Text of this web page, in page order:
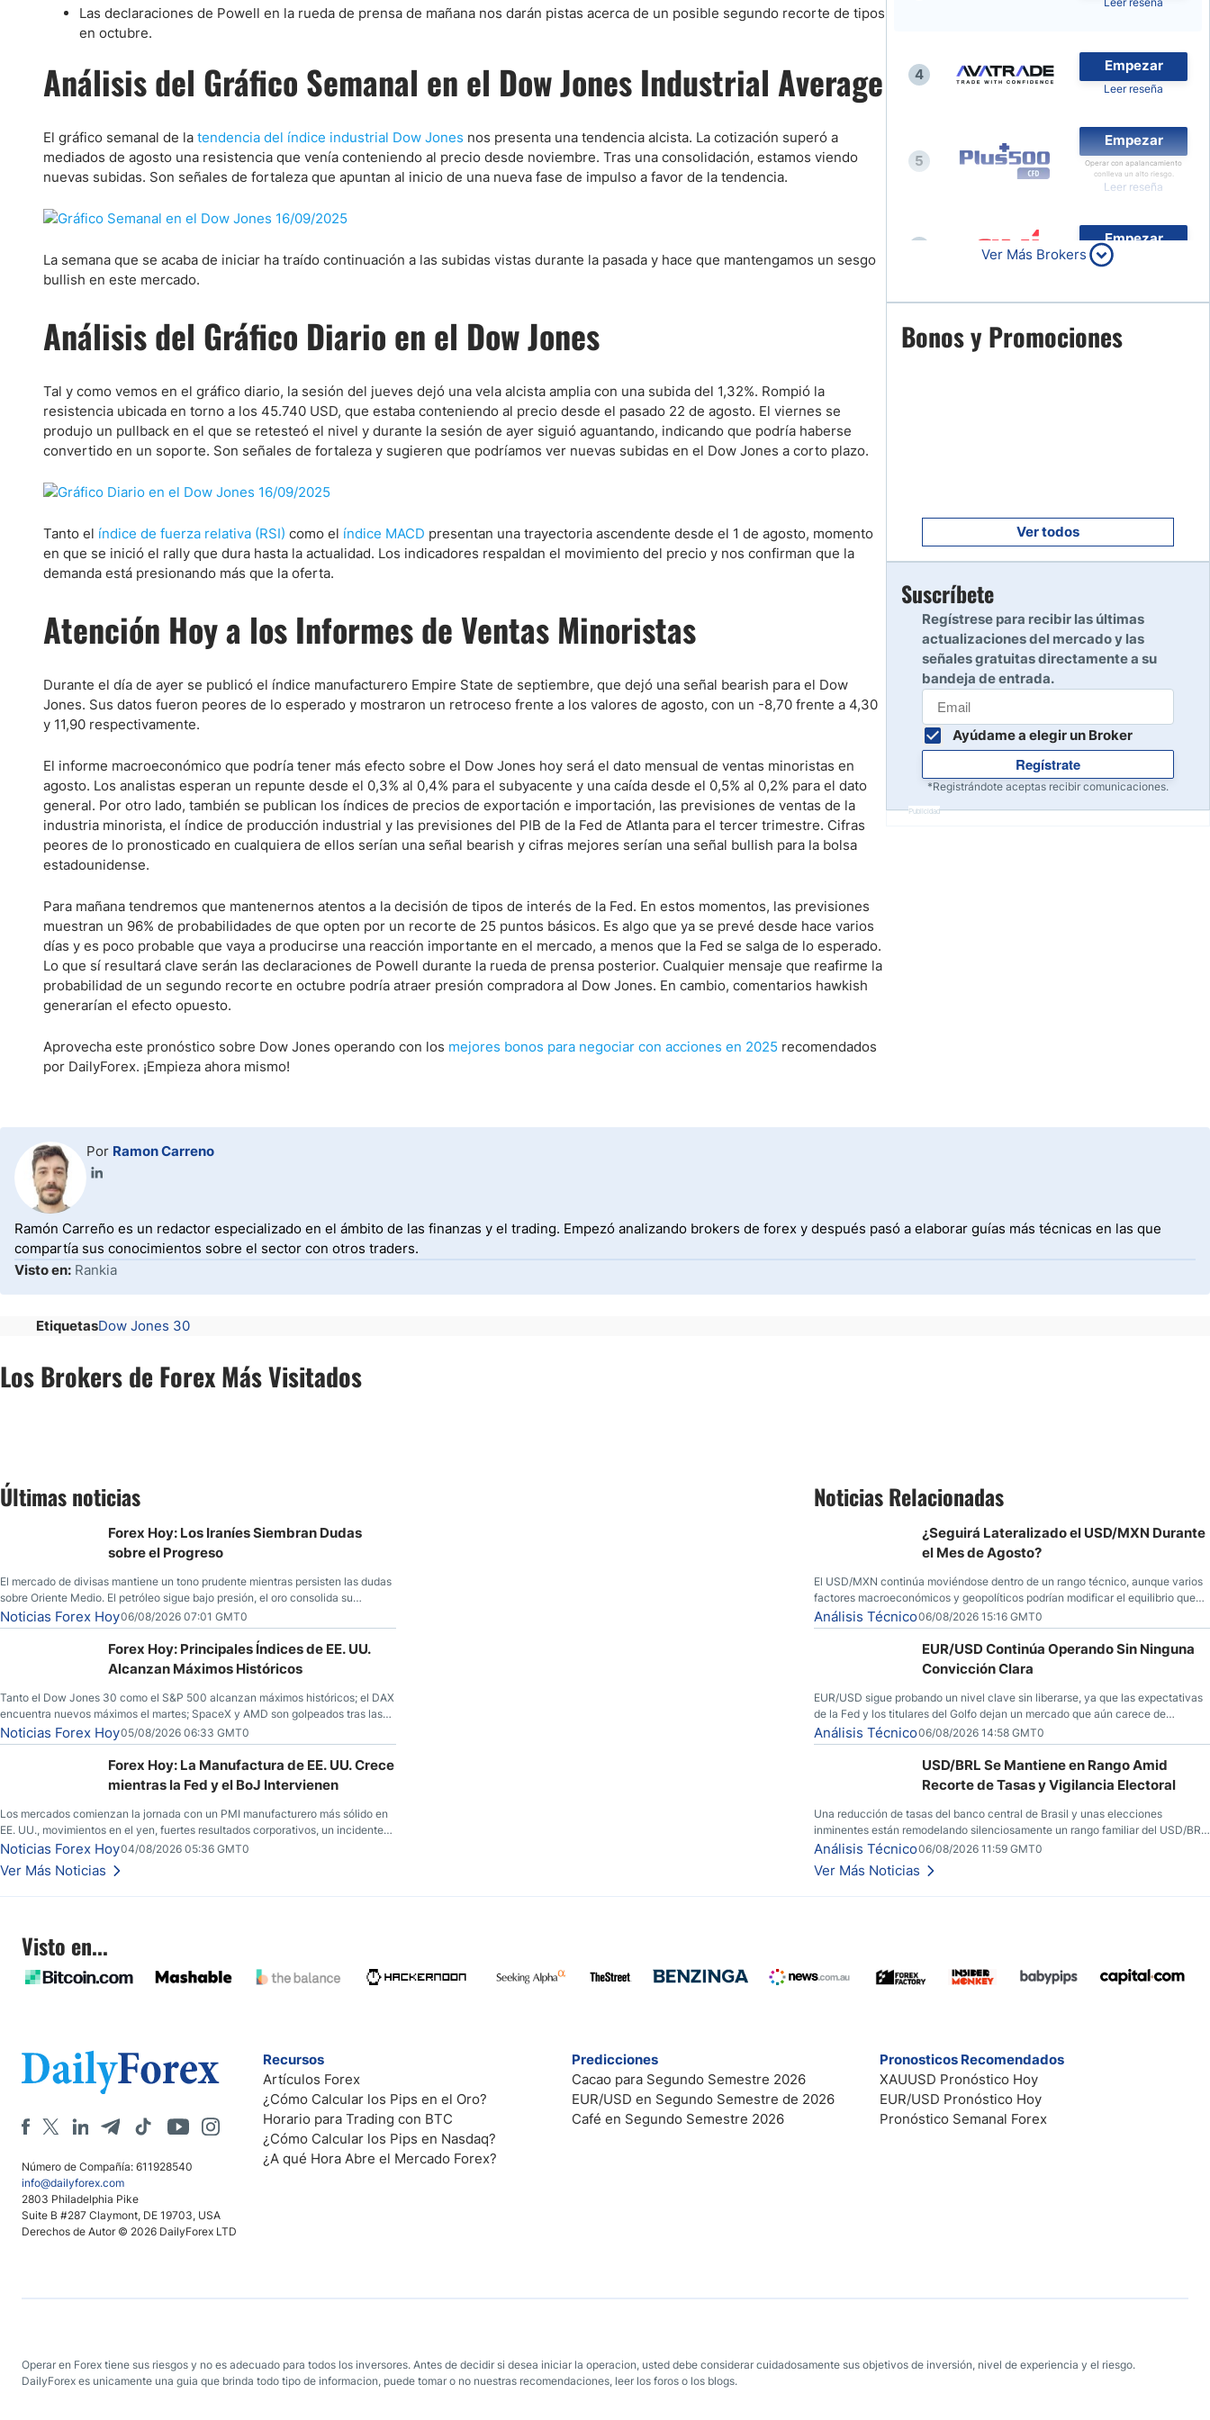
Paraguay
Panama
Bolivia
Nicaragua
Nasdaq 100
Acciones
Nvidia (NVDA)
Mercado Libre (MELI)
Banco Santander (SAN)
Todas las Acciones
Las declaraciones de Powell en la rueda de prensa de mañana nos darán pistas acerca de un posible segundo recorte de tipos
en octubre.
Análisis del Gráfico Semanal en el Dow Jones Industrial Average
El gráfico semanal de la tendencia del índice industrial Dow Jones nos presenta una tendencia alcista. La cotización superó a
mediados de agosto una resistencia que venía conteniendo al precio desde noviembre. Tras una consolidación, estamos viendo
nuevas subidas. Son señales de fortaleza que apuntan al inicio de una nueva fase de impulso a favor de la tendencia.
La semana que se acaba de iniciar ha traído continuación a las subidas vistas durante la pasada y hace que mantengamos un sesgo
bullish en este mercado.
Análisis del Gráfico Diario en el Dow Jones
Tal y como vemos en el gráfico diario, la sesión del jueves dejó una vela alcista amplia con una subida del 1,32%. Rompió la
resistencia ubicada en torno a los 45.740 USD, que estaba conteniendo al precio desde el pasado 22 de agosto. El viernes se
produjo un pullback en el que se retesteó el nivel y durante la sesión de ayer siguió aguantando, indicando que podría haberse
convertido en un soporte. Son señales de fortaleza y sugieren que podríamos ver nuevas subidas en el Dow Jones a corto plazo.
Tanto el índice de fuerza relativa (RSI) como el índice MACD presentan una trayectoria ascendente desde el 1 de agosto, momento
en que se inició el rally que dura hasta la actualidad. Los indicadores respaldan el movimiento del precio y nos confirman que la
demanda está presionando más que la oferta.
Atención Hoy a los Informes de Ventas Minoristas
Durante el día de ayer se publicó el índice manufacturero Empire State de septiembre, que dejó una señal bearish para el Dow
Jones. Sus datos fueron peores de lo esperado y mostraron un retroceso frente a los valores de agosto, con un -8,70 frente a 4,30
y 11,90 respectivamente.
El informe macroeconómico que podría tener más efecto sobre el Dow Jones hoy será el dato mensual de ventas minoristas en
agosto. Los analistas esperan un repunte desde el 0,3% al 0,4% para el subyacente y una caída desde el 0,5% al 0,2% para el dato
general. Por otro lado, también se publican los índices de precios de exportación e importación, las previsiones de ventas de la
industria minorista, el índice de producción industrial y las previsiones del PIB de la Fed de Atlanta para el tercer trimestre. Cifras
peores de lo pronosticado en cualquiera de ellos serían una señal bearish y cifras mejores serían una señal bullish para la bolsa
estadounidense.
Para mañana tendremos que mantenernos atentos a la decisión de tipos de interés de la Fed. En estos momentos, las previsiones
muestran un 96% de probabilidades de que opten por un recorte de 25 puntos básicos. Es algo que ya se prevé desde hace varios
días y es poco probable que vaya a producirse una reacción importante en el mercado, a menos que la Fed se salga de lo esperado.
Lo que sí resultará clave serán las declaraciones de Powell durante la rueda de prensa posterior. Cualquier mensaje que reafirme la
probabilidad de un segundo recorte en octubre podría atraer presión compradora al Dow Jones. En cambio, comentarios hawkish
generarían el efecto opuesto.
Aprovecha este pronóstico sobre Dow Jones operando con los mejores bonos para negociar con acciones en 2025 recomendados
por DailyForex. ¡Empieza ahora mismo!
4
Empezar
Leer reseña
5
Empezar
Operar con apalancamiento
conlleva un alto riesgo.
Leer reseña
Empezar
Leer reseña
7
Leer reseña
Leer reseña
10
Ver Más Brokers
Bonos y Promociones
Ver todos
Suscríbete
Regístrese para recibir las últimas
actualizaciones del mercado y las
señales gratuitas directamente a su
bandeja de entrada.
Ayúdame a elegir un Broker
Regístrate
*Registrándote aceptas recibir comunicaciones.
Publicidad
Por Ramon Carreno
Ramón Carreño es un redactor especializado en el ámbito de las finanzas y el trading. Empezó analizando brokers de forex y después pasó a elaborar guías más técnicas en las que
compartía sus conocimientos sobre el sector con otros traders.
Visto en: Rankia
EtiquetasDow Jones 30
Los Brokers de Forex Más Visitados
Últimas noticias
Forex Hoy: Los Iraníes Siembran Dudas
sobre el Progreso
El mercado de divisas mantiene un tono prudente mientras persisten las dudas
sobre Oriente Medio. El petróleo sigue bajo presión, el oro consolida su
fortaleza y los operadores esperan nuevas referencias económicas desde
Estados Unidos.
Noticias Forex Hoy06/08/2026 07:01 GMT0
Forex Hoy: Principales Índices de EE. UU.
Alcanzan Máximos Históricos
Tanto el Dow Jones 30 como el S&P 500 alcanzan máximos históricos; el DAX
encuentra nuevos máximos el martes; SpaceX y AMD son golpeados tras las
llamadas de ganancias; el petróleo crudo cae por debajo de los $80 con
nuevas esperanzas; el dólar estadounidense continúa intentando estabilizarse
frente al yen; el peso mexicano ve un repunte a medida que las tasas caen en
Noticias Forex Hoy05/08/2026 06:33 GMT0
Forex Hoy: La Manufactura de EE. UU. Crece
mientras la Fed y el BoJ Intervienen
Los mercados comienzan la jornada con un PMI manufacturero más sólido en
EE. UU., movimientos en el yen, fuertes resultados corporativos, un incidente
de seguridad en Bitcoin y nuevas señales desde el mercado del petróleo.
Noticias Forex Hoy04/08/2026 05:36 GMT0
Ver Más Noticias
Noticias Relacionadas
¿Seguirá Lateralizado el USD/MXN Durante
el Mes de Agosto?
El USD/MXN continúa moviéndose dentro de un rango técnico, aunque varios
factores macroeconómicos y geopolíticos podrían modificar el equilibrio que
ha dominado al mercado en las últimas semanas.
Análisis Técnico06/08/2026 15:16 GMT0
EUR/USD Continúa Operando Sin Ninguna
Convicción Clara
EUR/USD sigue probando un nivel clave sin liberarse, ya que las expectativas
de la Fed y los titulares del Golfo dejan un mercado que aún carece de
convicción real.
Análisis Técnico06/08/2026 14:58 GMT0
USD/BRL Se Mantiene en Rango Amid
Recorte de Tasas y Vigilancia Electoral
Una reducción de tasas del banco central de Brasil y unas elecciones
inminentes están remodelando silenciosamente un rango familiar del USD/BRL.
Una reducción de tasas por parte del banco central de Brasil y unas elecciones
inminentes están remodelando silenciosamente un rango familiar del USD/BRL.
Esto es lo que los traders están observando a continuación.
Análisis Técnico06/08/2026 11:59 GMT0
Ver Más Noticias
Visto en...
Número de Compañía: 611928540
info@dailyforex.com
2803 Philadelphia Pike
Suite B #287 Claymont, DE 19703, USA
Derechos de Autor © 2026 DailyForex LTD
Recursos
Artículos Forex
¿Cómo Calcular los Pips en el Oro?
Horario para Trading con BTC
¿Cómo Calcular los Pips en Nasdaq?
¿A qué Hora Abre el Mercado Forex?
Predicciones
Cacao para Segundo Semestre 2026
EUR/USD en Segundo Semestre de 2026
Café en Segundo Semestre 2026
Pronosticos Recomendados
XAUUSD Pronóstico Hoy
EUR/USD Pronóstico Hoy
Pronóstico Semanal Forex
Operar en Forex tiene sus riesgos y no es adecuado para todos los inversores. Antes de decidir si desea iniciar la operacion, usted debe considerar cuidadosamente sus objetivos de inversión, nivel de experiencia y el riesgo.
DailyForex es unicamente una guia que brinda todo tipo de informacion, puede tomar o no nuestras recomendaciones, leer los foros o los blogs.